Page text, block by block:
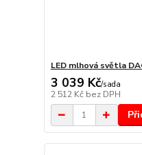
LED mlhová světla
3 039 Kč/sada
2 512 Kč bez DPH